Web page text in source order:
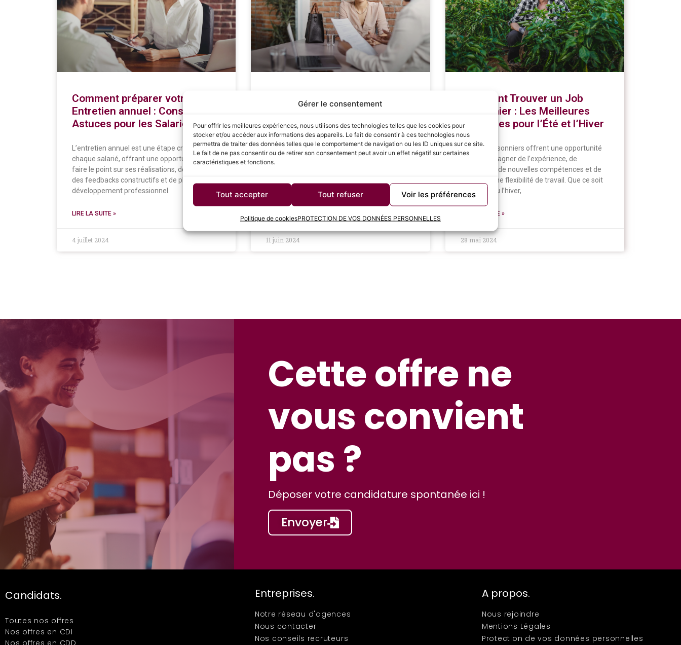
Gérer le consentement
Pour offrir les meilleures expériences, nous utilisons des technologies telles que les cookies pour
stocker et/ou accéder aux informations des appareils. Le fait de consentir à ces technologies nous
permettra de traiter des données telles que le comportement de navigation ou les ID uniques sur ce site.
Le fait de ne pas consentir ou de retirer son consentement peut avoir un effet négatif sur certaines
caractéristiques et fonctions.
Tout accepter Tout refuser Voir les préférences
Politique de cookiesPROTECTION DE VOS DONNÉES PERSONNELLES
Comment préparer votre
Entretien annuel : Conseils et
Astuces pour les Salariés
L’entretien annuel est une étape cruciale pour
chaque salarié, offrant une opportunité de
faire le point sur ses réalisations, de recevoir
des feedbacks constructifs et de planifier son
développement professionnel.
LIRE LA SUITE »
4 juillet 2024
Les étapes clés pour réussir
sa négociation salariale : Guide
complet pour les candidats
La négociation salariale est une étape cruciale
dans le processus de recrutement, souvent
rémunération juste peut avoir un
11 juin 2024
Comment Trouver un Job
Saisonnier : Les Meilleures
Stratégies pour l’Été et l’Hiver
Les jobs saisonniers offrent une opportunité
unique de gagner de l’expérience, de
développer de nouvelles compétences et de
profiter d’une flexibilité de travail. Que ce soit
pour l’été ou l’hiver,
LIRE LA SUITE »
28 mai 2024
Cette offre ne
vous convient
pas ?
Déposer votre candidature spontanée ici !
Envoyer
Candidats.
Toutes nos offres
Nos offres en CDI
Entreprises.
Notre réseau d'agences
Nous contacter
Nos conseils recruteurs
A propos.
Nous rejoindre
Mentions Légales
Protection de vos données personnelles